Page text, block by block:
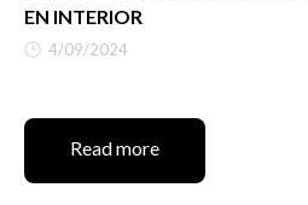
EN INTERIOR
4/09/2024
Read more